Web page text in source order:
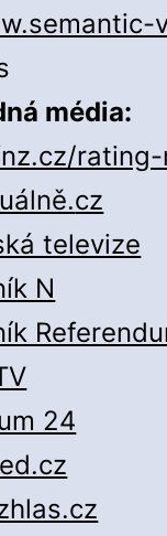
média:
cz
televize
N
24